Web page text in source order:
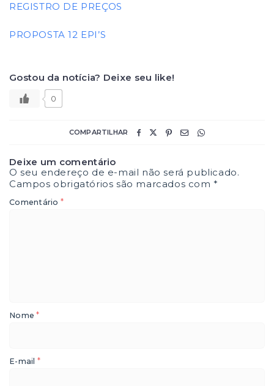
REGISTRO DE PREÇOS
PROPOSTA 12 EPI’S
Gostou da notícia? Deixe seu like!
0
COMPARTILHAR
Deixe um comentário
O seu endereço de e-mail não será publicado.
Campos obrigatórios são marcados com*
Comentário *
Nome*
E-mail *